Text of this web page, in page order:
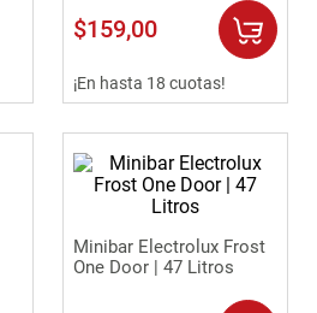
$159,00
¡En hasta 18 cuotas!
Minibar Electrolux Frost
One Door | 47 Litros